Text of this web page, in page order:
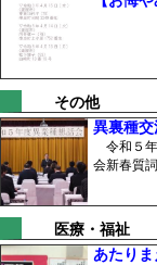
その他
異裏種
令和５年
会新春質
医療・福祉
あたり